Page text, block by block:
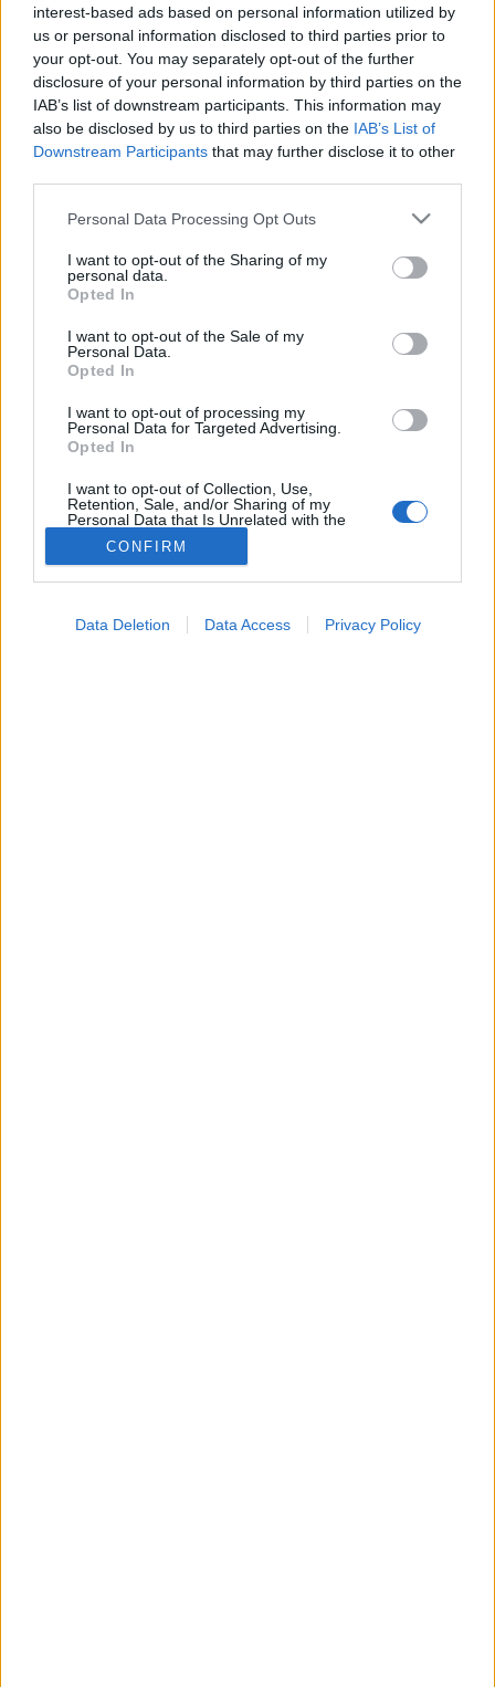
interest-based ads based on personal information utilized by
us or personal information disclosed to third parties prior to
your opt-out. You may separately opt-out of the further
disclosure of your personal information by third parties on the
IAB’s list of downstream participants. This information may
also be disclosed by us to third parties on the IAB’s List of
Downstream Participants that may further disclose it to other
Please note that this website/app uses one or more Google
not limited to your visit or usage behaviour. You may click to
grant or deny consent to Google and its third-party tags to
use your data for below specified purposes in below Google
consent section.
Personal Data Processing Opt Outs
I want to opt-out of the Sharing of my
personal data.
Opted In
I want to opt-out of the Sale of my
Personal Data.
Opted In
I want to opt-out of processing my
Personal Data for Targeted Advertising.
Opted In
I want to opt-out of Collection, Use,
Retention, Sale, and/or Sharing of my
Personal Data that Is Unrelated with the
Purposes for which it was collected.
Opted Out
CONFIRM
Data Deletion Data Access Privacy Policy
#allergia#influenza#cukorbetegség
#orvosmeteorológia#vérnyomás#stroke#rákbetegség
#pajzsmirigy #reflux#ekcéma #herpesz
Regisztráció
Gyomorsav